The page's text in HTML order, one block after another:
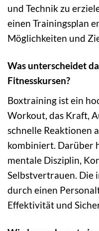
und Technik zu
einen Trainingsplan
Möglichkeiten und
Was unterscheidet
Fitnesskursen?
Boxtraining ist ein
Workout, das Kraft,
schnelle Reaktionen
kombiniert. Darüber
mentale Disziplin,
Selbstvertrauen. Die
durch einen
Effektivität und